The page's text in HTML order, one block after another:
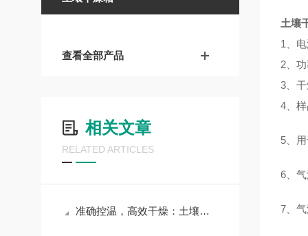
查看全部产品
相关文章
RELATED ARTICLES
准确控温，高效干燥：土壤干燥箱助力土壤样品准确处理与分析
土壤
1、
2、
3、
4、
5、
6、
7、